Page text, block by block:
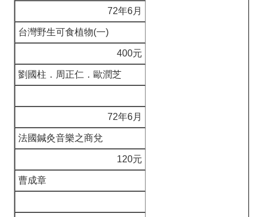
72年6月
台灣野生可食植物(一)
400元
劉國柱．周正仁．歐潤芝
72年6月
法國鍼灸音樂之商兌
120元
曹成章